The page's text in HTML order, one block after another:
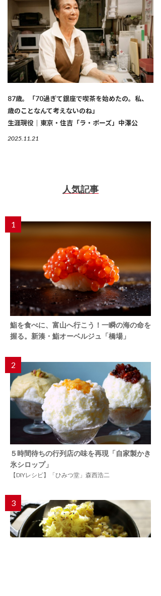
87歳。「70過ぎて銀座で喫茶を始めたの。私、
歳のことなんて考えないのね」
生涯現役｜東京・住吉「ラ・ポーズ」中澤公
2025.11.21
人気記事
1
鮨を食べに、富山へ行こう！一瞬の海の命を
握る。新湊・鮨オーベルジュ「橋場」
2
５時間待ちの行列店の味を再現「自家製かき
氷シロップ」
【DIYレシピ】「ひみつ堂」森西浩二
3